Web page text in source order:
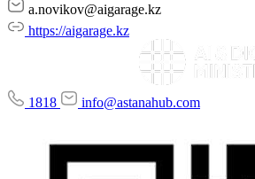
a.novikov@aigarage.kz
https://aigarage.kz
1818 info@astanahub.com